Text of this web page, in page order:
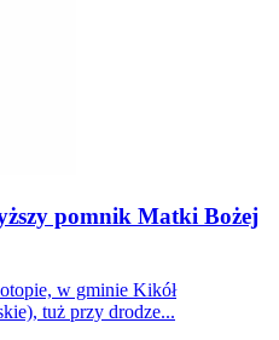
pomnik Matki Bożej
w gminie Kikół
tuż przy drodze...